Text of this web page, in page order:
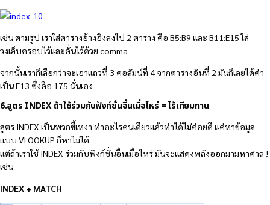
เช่น ตามรูป เราใส่ตารางอ้างอิงลงไป 2 ตาราง คือ B5:B9 และ B11:E15 ใส่
วงเล็บครอบไว้และคั่นไว้ด้วย comma
จากนั้นเราก็เลือกว่าจะเอาแถวที่ 3 คอลัมน์ที่ 4 จากตารางอันที่ 2 มันก็เลยได้ค่า
เป็น E13 ซึ่งคือ 175 นั่นเอง
6.สูตร INDEX ถ้าใช้ร่วมกับฟังก์ชั่นอื่นเมื่อไหร่ = ไร้เทียมทาน
สูตร INDEX เป็นพวกขี้เหงา ทำอะไรคนเดียวแล้วทำได้ไม่ค่อยดี แค่หาข้อมูล
แบบ VLOOKUP ก็หาไม่ได้
แต่ถ้าเราใช้ INDEX ร่วมกับฟังก์ชั่นอื่นเมื่อไหร่ มันจะแสดงพลังออกมามหาศาล !
เช่น
INDEX + MATCH